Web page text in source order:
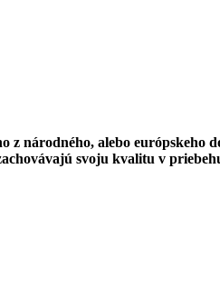
národného, alebo
svoju kvalitu v